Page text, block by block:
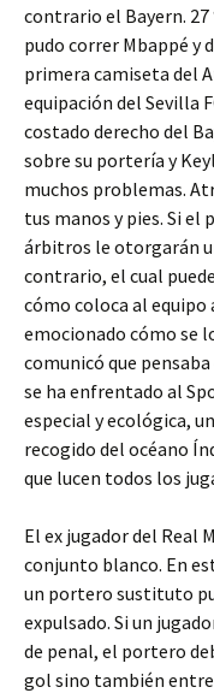
contrario el Bayern. 27
pudo correr Mbappé y
primera camiseta del
equipación del Sevilla
costado derecho del
sobre su portería y
muchos problemas.
tus manos y pies. Si
árbitros le otorgarán
contrario, el cual
cómo coloca al equipo
emocionado cómo se
comunicó que
se ha enfrentado al
especial y ecológica,
recogido del océano
que lucen todos los
El ex jugador del Real
conjunto blanco. En
un portero sustituto
expulsado. Si un
de penal, el portero
gol sino también